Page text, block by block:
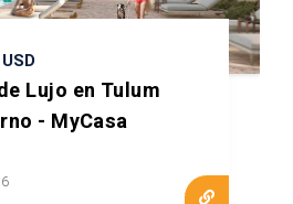
Lujo en Tulum
- MyCasa